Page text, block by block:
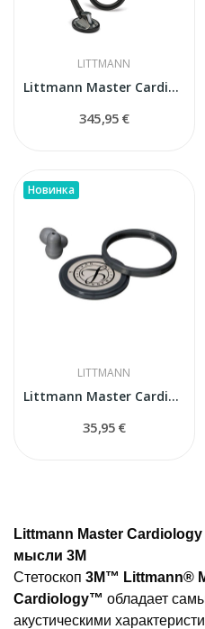
LITTMANN
Littmann Master Cardiology 2176 Black
345,95 €
Новинка
LITTMANN
Littmann Master Cardiology 40018 комплект, черный
35,95 €
Littmann Master
мысли 3M
Стетоскоп 3M™ Littmann®
Cardiology™ обладает
акустическими